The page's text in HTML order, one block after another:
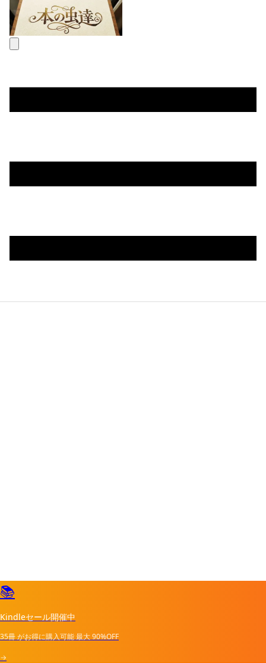
📚
Kindleセール開催中
35冊がお得に購入可能最大90%OFF
→